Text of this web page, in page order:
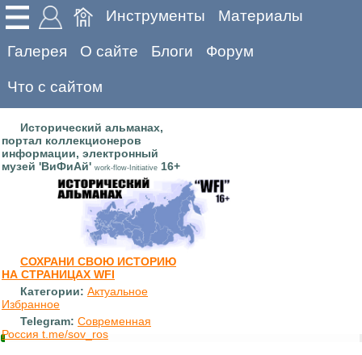
Инструменты Материалы
Галерея О сайте Блоги Форум
Что с сайтом
Исторический альманах,
портал коллекционеров
информации, электронный
музей 'ВиФиАй' work-flow-Initiative 16+
СОХРАНИ СВОЮ ИСТОРИЮ
НА СТРАНИЦАХ WFI
Категории: Актуальное
Избранное
Telegram: Современная
Россия t.me/sov_ros